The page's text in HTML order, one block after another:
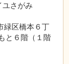
ユさがみ
緑区橋本６丁
と６階（１階